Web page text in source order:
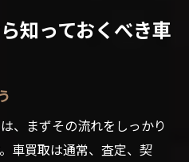
知っておくべき車
、まずその流れをしっかり
車買取は通常、査定、契